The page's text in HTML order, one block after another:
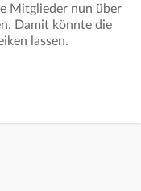
Mitglieder nun über
Damit könnte die
lassen.